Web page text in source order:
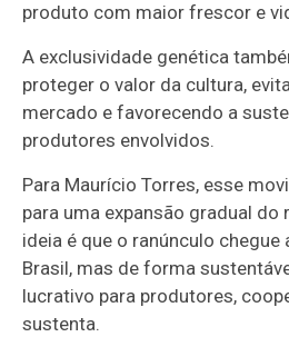
produto com maior frescor e
A exclusividade genética
proteger o valor da cultura,
mercado e favorecendo a
produtores envolvidos.
Para Maurício Torres, esse
para uma expansão gradual do
ideia é que o ranúnculo
Brasil, mas de forma
lucrativo para produtores,
sustenta.